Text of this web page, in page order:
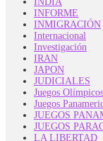
INFORME
INMIGRACIÓN
Internacional
Investigación
IRAN
JAPON
JUDICIALES
Juegos
Juegos
JUEGOS
JUEGOS
LA LIBERTAD